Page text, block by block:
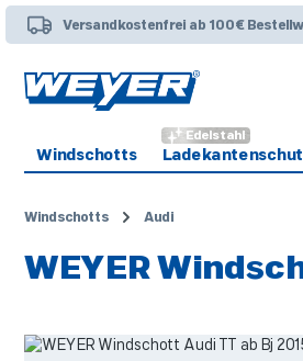
Hauptinhalt springen
Zur Suche springen
Zur Hauptnavigation springen
Versandkostenfrei ab 100€
Windschotts
Edelstahl
Windschotts Audi
WEYER
Bildergalerie überspringen